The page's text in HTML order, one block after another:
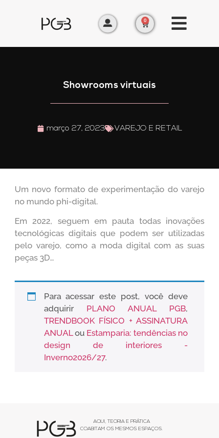
0
Showrooms virtuais
março 27, 2023 VAREJO E RETAIL
Um novo formato de experimentação do varejo
no mundo phi-digital.
Em 2022, seguem em pauta todas inovações
tecnológicas digitais que podem ser utilizadas
pelo varejo, como a moda digital com as suas
peças 3D…
Para acessar este post, você deve
adquirir PLANO ANUAL PGB,
TRENDBOOK FÍSICO + ASSINATURA
ANUALou Estamparia: tendências no
design de interiores -
Inverno2026/27.
AQUI, TEORIA E PRÁTICA
COABITAM OS MESMOS ESPAÇOS.